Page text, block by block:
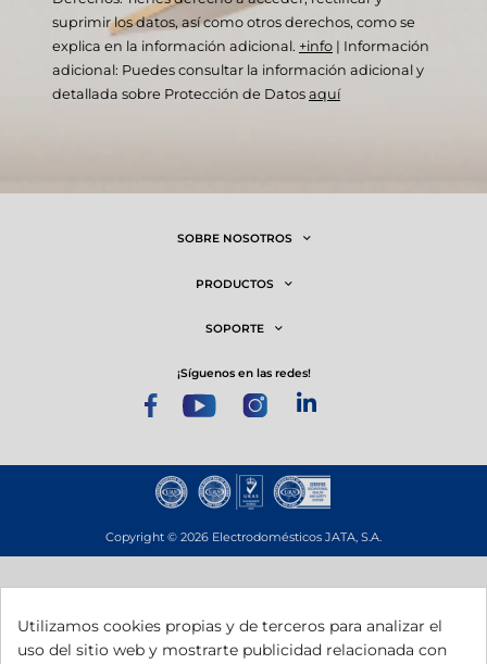
suprimir los datos, así como otros derechos, como se
explica en la información adicional. +info | Información
adicional: Puedes consultar la información adicional y
detallada sobre Protección de Datos aquí
SOBRE NOSOTROS
PRODUCTOS
SOPORTE
¡síguenos en las redes!
Copyright © 2026 Electrodomésticos JATA, S.A.
Esta empresa ha recibido una subvención del Gobierno de Navarra al
Utilizamos cookies propias y de terceros para analizar el
uso del sitio web y mostrarte publicidad relacionada con